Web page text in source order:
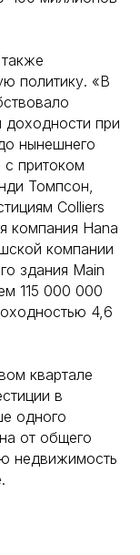
политику. «В
при
нынешнего
с притоком
Томпсон,
Colliers
компания Hana
компании
здания Main
115 000 000
4,6
квартале
в
одного
от общего
недвижимость